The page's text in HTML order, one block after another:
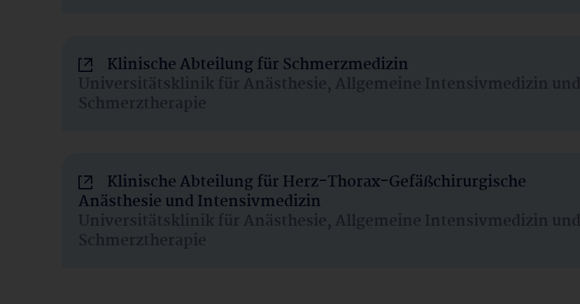
Klinische Abteilung für Schmerzmedizin
Universitätsklinik für Anästhesie, Allgemeine Intensivmedizin und
Schmerztherapie
Klinische Abteilung für Herz-Thorax-Gefäßchirurgische
Anästhesie und Intensivmedizin
Universitätsklinik für Anästhesie, Allgemeine Intensivmedizin und
Schmerztherapie